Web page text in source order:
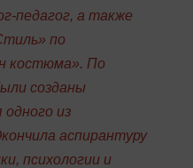
педагог, а также
по
костюма». По
созданы
из
аспирантуру
психологии и